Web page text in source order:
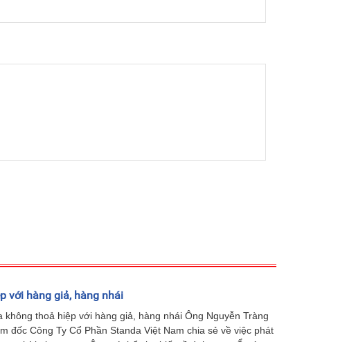
với hàng giả, hàng nhái
không thoả hiệp với hàng giả, hàng nhái Ông Nguyễn Tràng
đốc Công Ty Cổ Phần Standa Việt Nam chia sẻ về việc phát